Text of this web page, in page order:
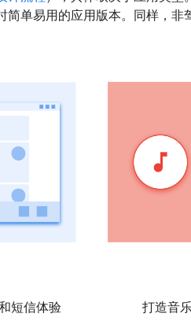
单易用的应用版本。同样，
短信体验 打造音